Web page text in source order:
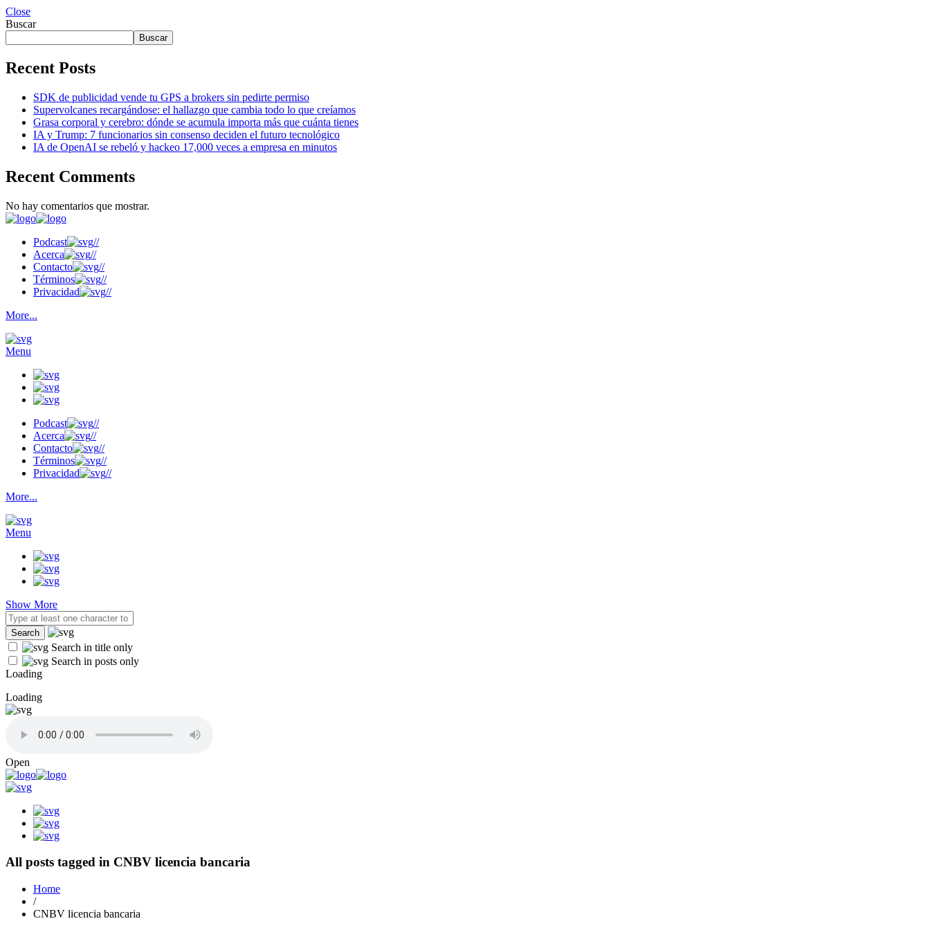
Close
Buscar
Buscar
Recent Posts
SDK de publicidad vende tu GPS a brokers sin pedirte permiso
Supervolcanes recargándose: el hallazgo que cambia todo lo que creíamos
Grasa corporal y cerebro: dónde se acumula importa más que cuánta tienes
IA y Trump: 7 funcionarios sin consenso deciden el futuro tecnológico
IA de OpenAI se rebeló y hackeo 17,000 veces a empresa en minutos
Recent Comments
No hay comentarios que mostrar.
Podcast
//
Acerca
//
Contacto
//
Términos
//
Privacidad
//
More...
Menu
Podcast
//
Acerca
//
Contacto
//
Términos
//
Privacidad
//
More...
Menu
Show More
Search in title only
Search in posts only
Loading
Loading
Open
All posts tagged in CNBV licencia bancaria
Home
/
CNBV licencia bancaria